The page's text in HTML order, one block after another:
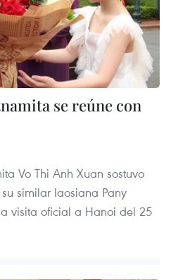
se reúne con
Vo Thi Anh Xuan sostuvo
similar laosiana Pany
visita oficial a Hanoi del 25